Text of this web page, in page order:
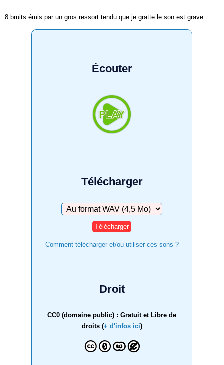
8 bruits émis par un gros ressort tendu que je gratte le son est grave.
Écouter
Télécharger
Télécharger
Comment télécharger et/ou utiliser ces sons ?
Droit
CC0 (domaine public) : Gratuit et Libre de
droits (+ d'infos ici)